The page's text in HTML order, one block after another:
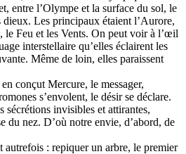
entre l’Olympe et la surface du sol, le
dieux. Les principaux étaient l’Aurore,
le Feu et les Vents. On peut voir à l’œil
interstellaire qu’elles éclairent les
Même de loin, elles paraissent
conçut Mercure, le messager,
s’envolent, le désir se déclare.
sécrétions invisibles et attirantes,
du nez. D’où notre envie, d’abord, de
autrefois : repiquer un arbre, le premier